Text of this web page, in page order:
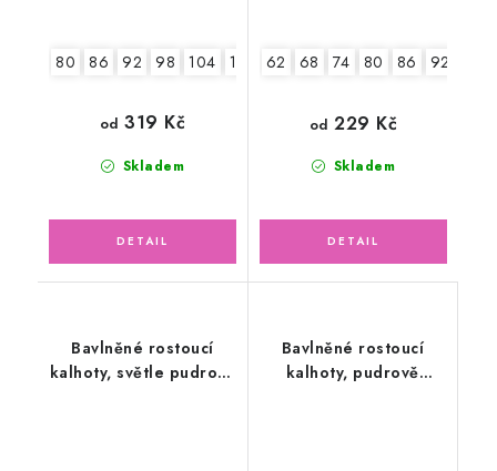
80 86 92 98 104 110 116
Skladem
od 319 Kč
62 68 74 80 86 92
Skladem
od 229 Kč
Bavlněné rostoucí
kalhoty, světle pudrově
Bavlněné rostoucí
kalhoty, pudrově